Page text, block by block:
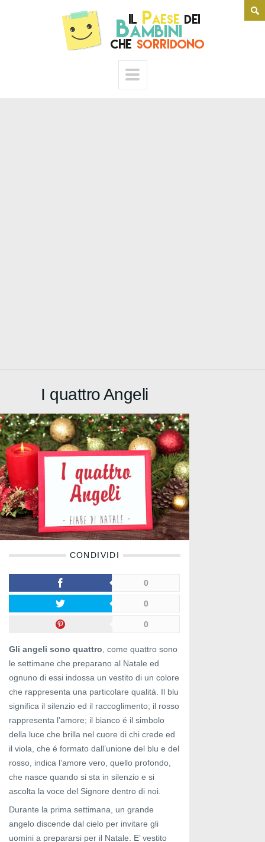
I quattro Angeli
CONDIVIDI
0
0
0
Gli angeli sono quattro , come quattro sono
le settimane che preparano al Natale ed
ognuno di essi indossa un vestito di un colore
che rappresenta una particolare qualità. Il blu
significa il silenzio ed il raccoglimento; il rosso
rappresenta l’amore; il bianco é il simbolo
della luce che brilla nel cuore di chi crede ed
il viola, che é formato dall’unione del blu e del
rosso, indica l’amore vero, quello profondo,
che nasce quando si sta in silenzio e si
ascolta la voce del Signore dentro di noi.
Durante la prima settimana, un grande
angelo discende dal cielo per invitare gli
uomini a prepararsi per il Natale. E’ vestito